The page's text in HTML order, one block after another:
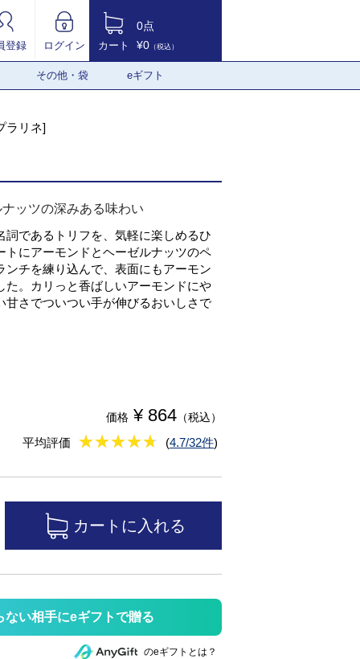
登録 ログイン カート
0点
¥0 （税込）
その他・袋 eギフト
ラリネ]
ッツの深みある味わい
詞であるトリフを、気軽に楽しめるひ
トにアーモンドとヘーゼルナッツのペ
ンチを練り込んで、表面にもアーモン
た。カリっと香ばしいアーモンドにや
甘さでついつい手が伸びるおいしさで
価格 ¥ 864 （税込）
平均評価 ★★★★★
★★★★★ (4.7/32件)
ない相手にeギフトで贈る
のeギフトとは？